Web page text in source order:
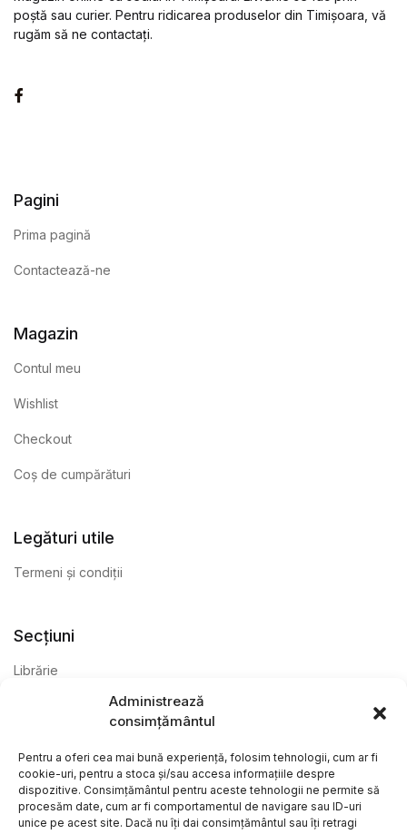
Administrează
consimțământul
Pentru a oferi cea mai bună experiență, folosim tehnologii, cum ar fi
cookie-uri, pentru a stoca și/sau accesa informațiile despre
dispozitive. Consimțământul pentru aceste tehnologii ne permite să
procesăm date, cum ar fi comportamentul de navigare sau ID-uri
unice pe acest site. Dacă nu îți dai consimțământul sau îți retragi
poștă sau curier. Pentru ridicarea produselor din Timișoara, vă
rugăm să ne contactați.
Pagini
Prima pagină
Contactează-ne
Magazin
Contul meu
Wishlist
Checkout
Coș de cumpărături
Legături utile
Termeni și condiții
Secțiuni
Librărie